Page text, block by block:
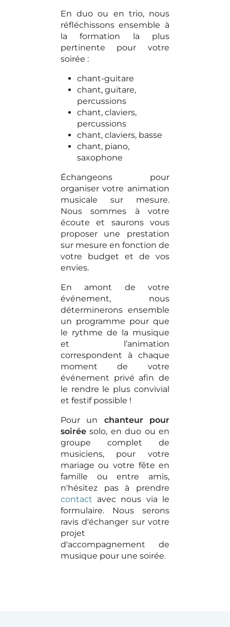
En duo ou en trio, nous
réfléchissons ensemble à
la formation la plus
pertinente pour votre
soirée :
chant-guitare
chant, guitare,
percussions
chant, claviers,
percussions
chant, claviers, basse
chant, piano,
saxophone
Échangeons pour
organiser votre animation
musicale sur mesure.
Nous sommes à votre
écoute et saurons vous
proposer une prestation
sur mesure en fonction de
votre budget et de vos
envies.
En amont de votre
événement, nous
déterminerons ensemble
un programme pour que
le rythme de la musique
et l’animation
correspondent à chaque
moment de votre
événement privé afin de
le rendre le plus convivial
et festif possible !
Pour un chanteur pour
soiréesolo, en duo ou en
groupe complet de
musiciens, pour votre
mariage ou votre fête en
famille ou entre amis,
n'hésitez pas à prendre
contact avec nous via le
formulaire. Nous serons
ravis d'échanger sur votre
projet
d'accompagnement de
musique pour une soirée.